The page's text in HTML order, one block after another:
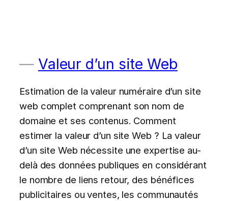
Valeur d’un site Web
Estimation de la valeur numéraire d’un site
web complet comprenant son nom de
domaine et ses contenus. Comment
estimer la valeur d’un site Web ? La valeur
d’un site Web nécessite une expertise au-
delà des données publiques en considérant
le nombre de liens retour, des bénéfices
publicitaires ou ventes, les communautés